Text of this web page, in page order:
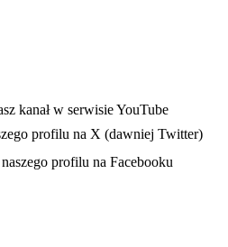
w nowej karcie
kanał w serwisie YouTube
profilu na X (dawniej Twitter)
w nowej karcieprofilu na Facebooku